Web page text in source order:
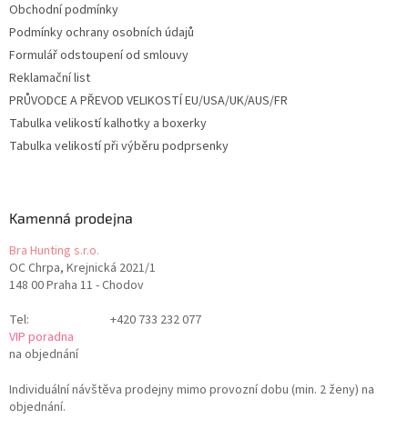
Obchodní podmínky
Podmínky ochrany osobních údajů
Formulář odstoupení od smlouvy
Reklamační list
PRŮVODCE A PŘEVOD VELIKOSTÍ EU/USA/UK/AUS/FR
Tabulka velikostí kalhotky a boxerky
Tabulka velikostí při výběru podprsenky
Kamenná prodejna
Bra Hunting s.r.o.
OC Chrpa, Krejnická 2021/1
148 00 Praha 11 - Chodov
Tel:
+420 733 232 077
VIP poradna
na objednání
Individuální návštěva prodejny mimo provozní dobu (min. 2 ženy) na
objednání.